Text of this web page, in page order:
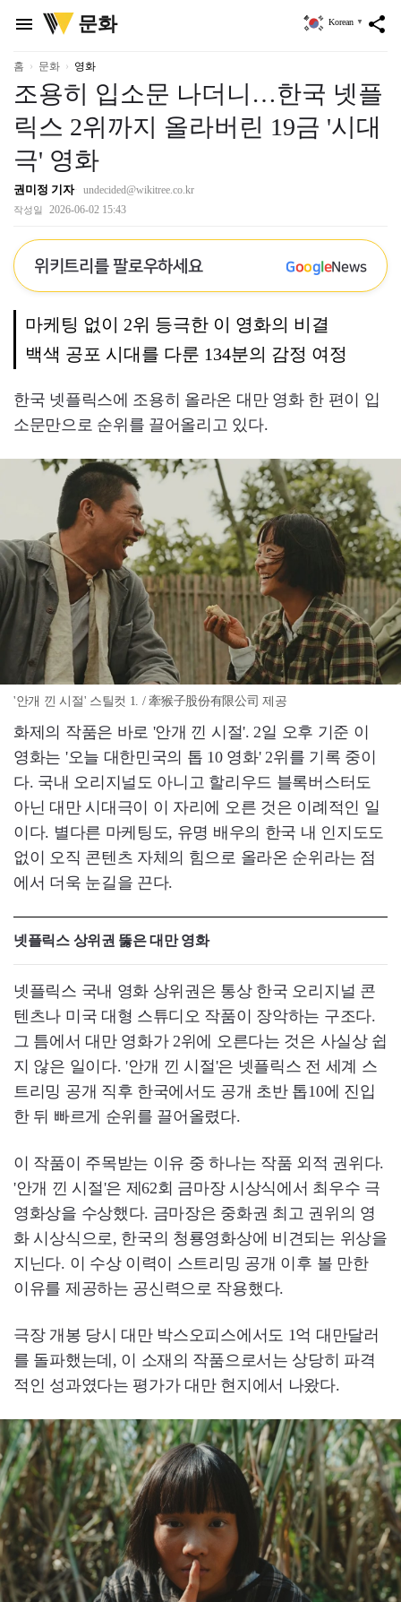
menu
위
키
리
문화 share
Korean ▼
홈 문화 영화
조용히 입소문 나더니…한국 넷플
릭스 2위까지 올라버린 19금 '시대
극' 영화
권미정 기자 undecided@wikitree.co.kr
작성일 2026-06-02 15:43
위키트리를 팔로우하세요 GoogleNews
마케팅 없이 2위 등극한 이 영화의 비결
백색 공포 시대를 다룬 134분의 감정 여정
한국 넷플릭스에 조용히 올라온 대만 영화 한 편이 입
소문만으로 순위를 끌어올리고 있다.
'안개 낀 시절' 스틸컷 1. / 牽猴子股份有限公司 제공
화제의 작품은 바로 '안개 낀 시절'. 2일 오후 기준 이
영화는 '오늘 대한민국의 톱 10 영화' 2위를 기록 중이
다. 국내 오리지널도 아니고 할리우드 블록버스터도
아닌 대만 시대극이 이 자리에 오른 것은 이례적인 일
이다. 별다른 마케팅도, 유명 배우의 한국 내 인지도도
없이 오직 콘텐츠 자체의 힘으로 올라온 순위라는 점
에서 더욱 눈길을 끈다.
넷플릭스 상위권 뚫은 대만 영화
넷플릭스 국내 영화 상위권은 통상 한국 오리지널 콘
텐츠나 미국 대형 스튜디오 작품이 장악하는 구조다.
그 틈에서 대만 영화가 2위에 오른다는 것은 사실상 쉽
지 않은 일이다. '안개 낀 시절'은 넷플릭스 전 세계 스
트리밍 공개 직후 한국에서도 공개 초반 톱10에 진입
한 뒤 빠르게 순위를 끌어올렸다.
이 작품이 주목받는 이유 중 하나는 작품 외적 권위다.
'안개 낀 시절'은 제62회 금마장 시상식에서 최우수 극
영화상을 수상했다. 금마장은 중화권 최고 권위의 영
화 시상식으로, 한국의 청룡영화상에 비견되는 위상을
지닌다. 이 수상 이력이 스트리밍 공개 이후 볼 만한
이유를 제공하는 공신력으로 작용했다.
극장 개봉 당시 대만 박스오피스에서도 1억 대만달러
를 돌파했는데, 이 소재의 작품으로서는 상당히 파격
적인 성과였다는 평가가 대만 현지에서 나왔다.